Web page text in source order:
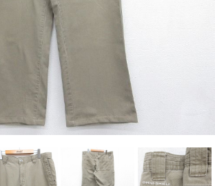
大きいサイズ アニメ
ブランドから探す
レン ザ・ノース・フェイ
ン
パタゴニア
ディッキーズ